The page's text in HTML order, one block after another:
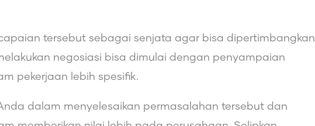
tersebut sebagai senjata agar bisa dipertimbangkan
negosiasi bisa dimulai dengan penyampaian
pekerjaan lebih spesifik.
dalam menyelesaikan permasalahan tersebut dan